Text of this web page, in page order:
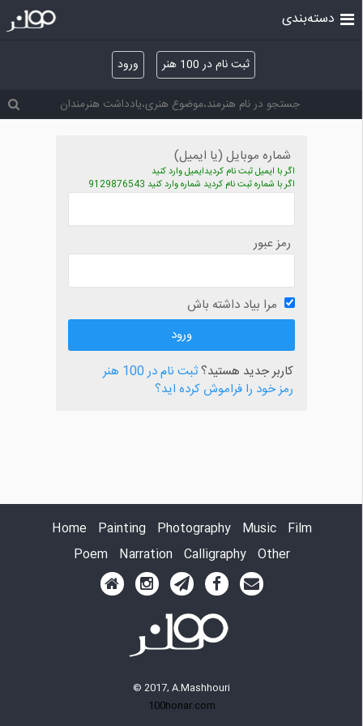
ثبت نام در 100 هنر ورود
دسته‌بندی
شماره موبایل (یا ایمیل)
اگر با ایمیل ثبت نام کردیدایمیل وارد کنید
اگر با شماره ثبت نام کردید شماره وارد کنید 9129876543
رمز عبور
مرا بیاد داشته باش
کاربر جدید هستید؟ثبت نام در 100 هنر
رمز خود را فراموش کرده اید؟
Home Painting Photography Music
Film
Poem
Narration Calligraphy Other
© 2017, A.Mashhouri
100honar.com